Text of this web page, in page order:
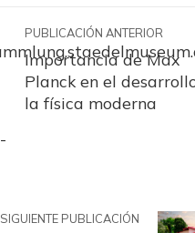
PUBLICACIÓN ANTERIOR
Importancia de Max
Planck en el
la física moderna
SIGUIENTE PUBLICACIÓN